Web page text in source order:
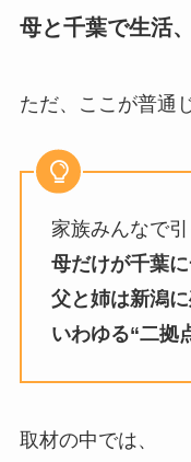
母と千葉で生活
ただ、ここが普通
家族みんなで
母だけが千葉に
父と姉は新潟
いわゆる“二拠
取材の中では、